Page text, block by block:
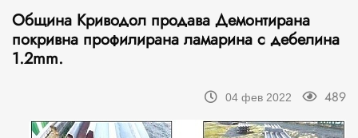
Община Криводол продава Демонтирана
покривна профилирана ламарина с дебелина
1.2mm.
04 фев 2022 489